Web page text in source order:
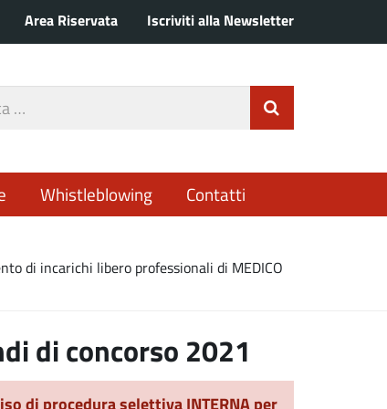
Area Riservata Iscriviti alla Newsletter
Whistleblowing Contatti
di incarichi libero professionali di MEDICO
di concorso 2021
di procedura selettiva INTERNA per